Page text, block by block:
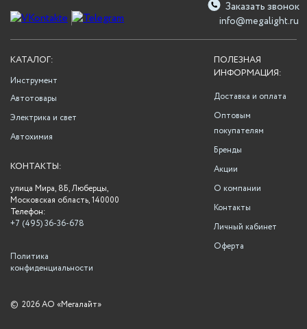
info@megalight.ru
Заказать звонок
ПОЛЕЗНАЯ
ИНФОРМАЦИЯ:
Доставка и оплата
Оптовым
покупателям
Бренды
Акции
О компании
Контакты
Личный кабинет
Оферта
КАТАЛОГ:
Инструмент
Автотовары
Электрика и свет
Автохимия
КОНТАКТЫ:
улица Мира, 8Б, Люберцы,
Московская область, 140000
Телефон:
+7 (495) 36-36-678
Политика
конфиденциальности
© 2026 АО «Мегалайт»